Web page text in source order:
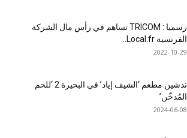
رسميا : TRICOM تساهم في رأس مال الشركة
الفرنسية Local.fr...
2022-10-29
تدشين مطعم ‘الشيف إياد’ في البحيرة 2 ‘للحم
المُدخّن’
2024-06-08